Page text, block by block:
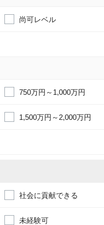
尚可レベル
750万円～1,000万円
1,500万円～2,000万円
社会に貢献できる
未経験可